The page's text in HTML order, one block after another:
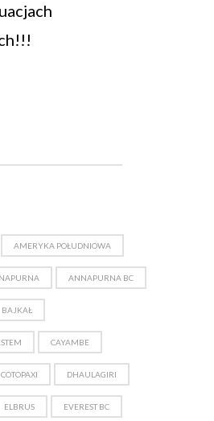
AMERYKA POŁUDNIOWA
ANNAPURNA BC
BAJKAŁ
CAYAMBE
COTOPAXI DHAULAGIRI
ELBRUS EVEREST BC